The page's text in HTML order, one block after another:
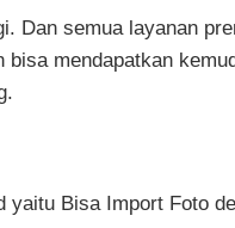
Dan semua layanan
mendapatkan
yaitu Bisa Import Foto